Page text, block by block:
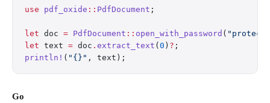
use pdf_oxide :: PdfDocument ;
let doc = PdfDocument :: open_with_password (
let text = doc . extract_text ( 0 ) ? ;
println! ( "{}" , text);
Go